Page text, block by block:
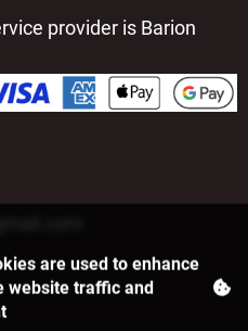
provider is Barion
are used to enhance
website traffic and